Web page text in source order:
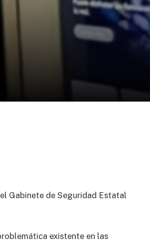
Gabinete de Seguridad Estatal
existente en las